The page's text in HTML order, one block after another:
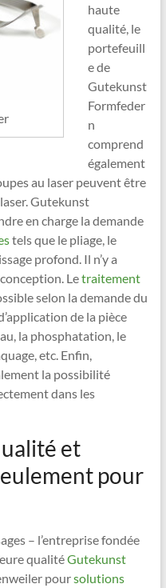
haute
qualité, le
portefeuill
e de
Gutekunst
Formfeder
n
comprend
également
au laser peuvent être
Gutekunst
en charge la demande
tels que le pliage, le
profond. Il n’y a
Letraitement
selon la demande du
de la pièce
la phosphatation, le
etc. Enfin,
la possibilité
dans les
et
pour
– l’entreprise fondée
qualitéGutekunst
poursolutions